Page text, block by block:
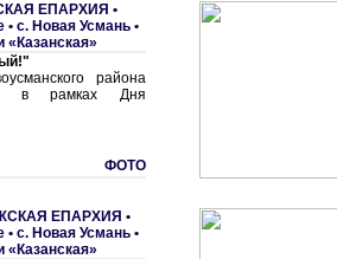
ЕПАРХИЯ •
• с. Hовая Усмань •
района
в рамках Дня
ФОТО
ЕПАРХИЯ •
• с. Hовая Усмань •